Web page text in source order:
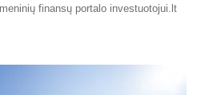
finansų portalo investuotojui.lt